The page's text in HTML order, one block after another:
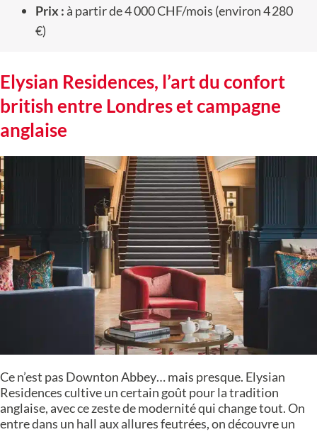
Prix : à partir de 4 000 CHF/mois (environ 4 280
€)
Elysian Residences, l’art du confort
british entre Londres et campagne
anglaise
Ce n’est pas Downton Abbey… mais presque. Elysian
Residences cultive un certain goût pour la tradition
anglaise, avec ce zeste de modernité qui change tout. On
entre dans un hall aux allures feutrées, on découvre un